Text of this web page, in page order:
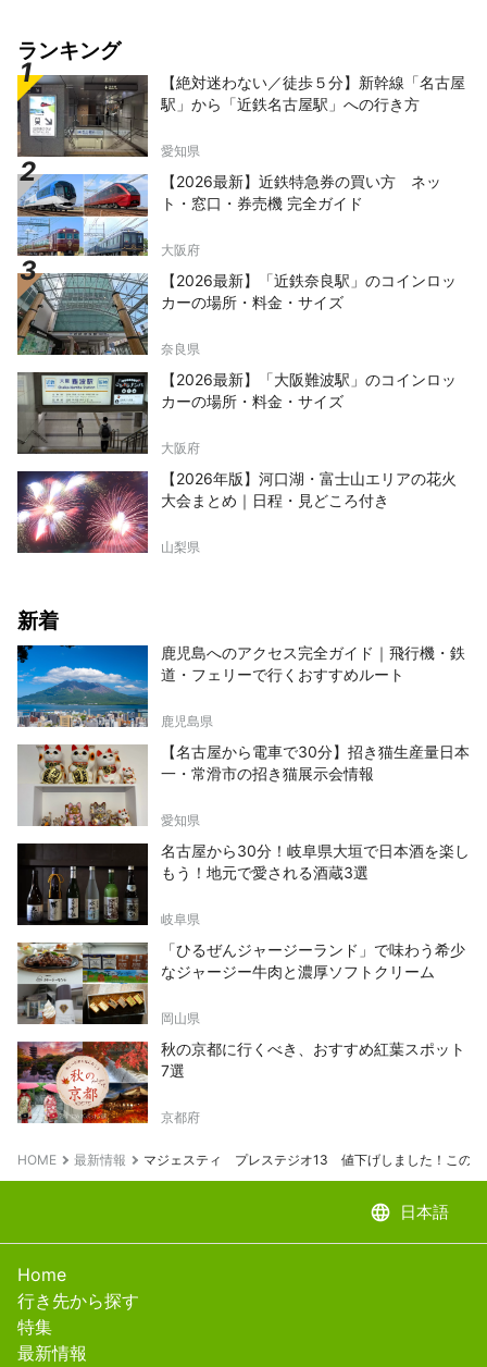
ランキング
【絶対迷わない／徒歩５分】新幹線「名古屋
駅」から「近鉄名古屋駅」への行き方
愛知県
【2026最新】近鉄特急券の買い方 ネッ
ト・窓口・券売機 完全ガイド
大阪府
【2026最新】「近鉄奈良駅」のコインロッ
カーの場所・料金・サイズ
奈良県
【2026最新】「大阪難波駅」のコインロッ
カーの場所・料金・サイズ
大阪府
【2026年版】河口湖・富士山エリアの花火
大会まとめ｜日程・見どころ付き
山梨県
新着
鹿児島へのアクセス完全ガイド｜飛行機・鉄
道・フェリーで行くおすすめルート
鹿児島県
【名古屋から電車で30分】招き猫生産量日本
一・常滑市の招き猫展示会情報
愛知県
名古屋から30分！岐阜県大垣で日本酒を楽し
もう！地元で愛される酒蔵3選
岐阜県
「ひるぜんジャージーランド」で味わう希少
なジャージー牛肉と濃厚ソフトクリーム
岡山県
秋の京都に行くべき、おすすめ紅葉スポット
7選
京都府
HOME 最新情報 マジェスティ プレステジオ13 値下げしました！この機
language 日本語
Home
行き先から探す
特集
最新情報